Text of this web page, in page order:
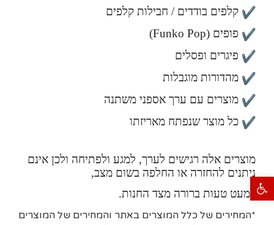
פתח סרגל נגישות
קלפים בודדים / חבילות קלפים
פופים (Funko Pop)
פיגרים ופסלים
מהדורות מוגבלות
מוצרים עם ערך אספני משתנה
כל מוצר שנפתח מאריזתו
מוצרים אלה רגישים לערך, למגע ולפתיחה ולכן אינם
ניתנים להחזרה או החלפה בשום מצב,
למעט טעות ברורה מצד החנות.
*המחירים של כלל המוצרים באתר והמחירים של המוצרים